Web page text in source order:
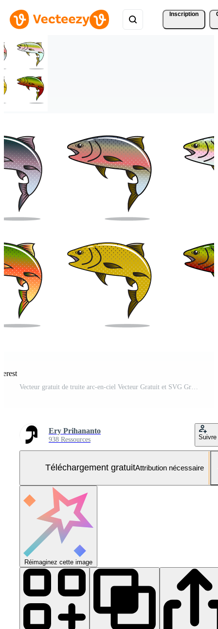
Inscription
Ery Prihananto
938 Ressources Suivre
Téléchargement gratuitAttribution nécessaire
Réimaginez cette image